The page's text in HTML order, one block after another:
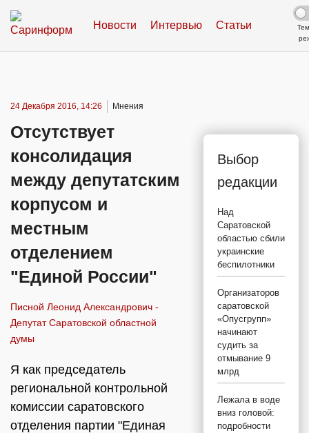
Новости Интервью Статьи
24 Декабря 2016, 14:26 Мнения
Отсутствует
консолидация
между депутатским
корпусом и
местным
отделением
"Единой России"
Писной Леонид Александрович -
Депутат Саратовской областной
думы
Я как председатель
региональной контрольной
комиссии саратовского
отделения партии "Единая
Выбор
редакции
Над
Саратовской
областью сбили
украинские
беспилотники
Организаторов
саратовской
«Опусгрупп»
начинают
судить за
отмывание 9
млрд
Лежала в воде
вниз головой:
подробности